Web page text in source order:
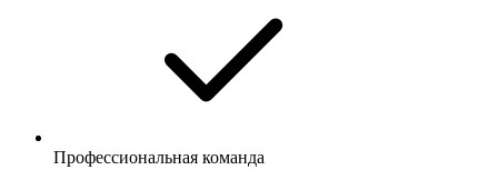
Профессиональная команда